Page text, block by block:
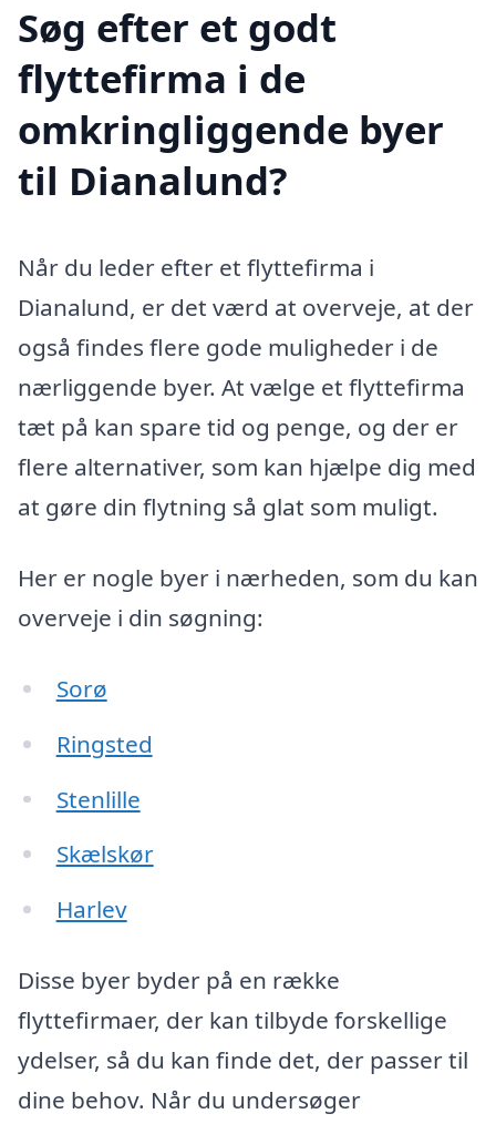
Søg efter et godt
flyttefirma i de
omkringliggende byer
til Dianalund?
Når du leder efter et flyttefirma i
Dianalund, er det værd at overveje, at der
også findes flere gode muligheder i de
nærliggende byer. At vælge et flyttefirma
tæt på kan spare tid og penge, og der er
flere alternativer, som kan hjælpe dig med
at gøre din flytning så glat som muligt.
Her er nogle byer i nærheden, som du kan
overveje i din søgning:
Sorø
Ringsted
Stenlille
Skælskør
Harlev
Disse byer byder på en række
flyttefirmaer, der kan tilbyde forskellige
ydelser, så du kan finde det, der passer til
dine behov. Når du undersøger